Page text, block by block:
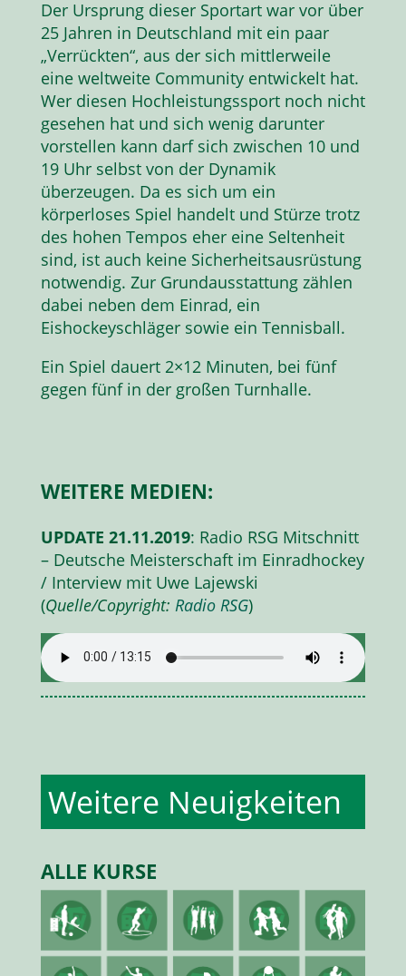
Der Ursprung dieser Sportart war vor über
25 Jahren in Deutschland mit ein paar
„Verrückten“, aus der sich mittlerweile
eine weltweite Community entwickelt hat.
Wer diesen Hochleistungssport noch nicht
gesehen hat und sich wenig darunter
vorstellen kann darf sich zwischen 10 und
19 Uhr selbst von der Dynamik
überzeugen. Da es sich um ein
körperloses Spiel handelt und Stürze trotz
des hohen Tempos eher eine Seltenheit
sind, ist auch keine Sicherheitsausrüstung
notwendig. Zur Grundausstattung zählen
dabei neben dem Einrad, ein
Eishockeyschläger sowie ein Tennisball.
Ein Spiel dauert 2×12 Minuten, bei fünf
gegen fünf in der großen Turnhalle.
WEITERE MEDIEN:
UPDATE 21.11.2019: Radio RSG Mitschnitt
– Deutsche Meisterschaft im Einradhockey
/ Interview mit Uwe Lajewski
(Quelle/Copyright: Radio RSG)
Weitere Neuigkeiten
ALLE KURSE